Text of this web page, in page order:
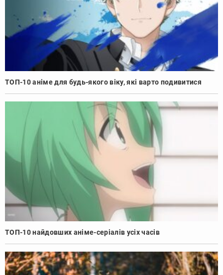
ТОП-10 аніме для будь-якого віку, які варто подивитися
ТОП-10 найдовших аніме-серіалів усіх часів